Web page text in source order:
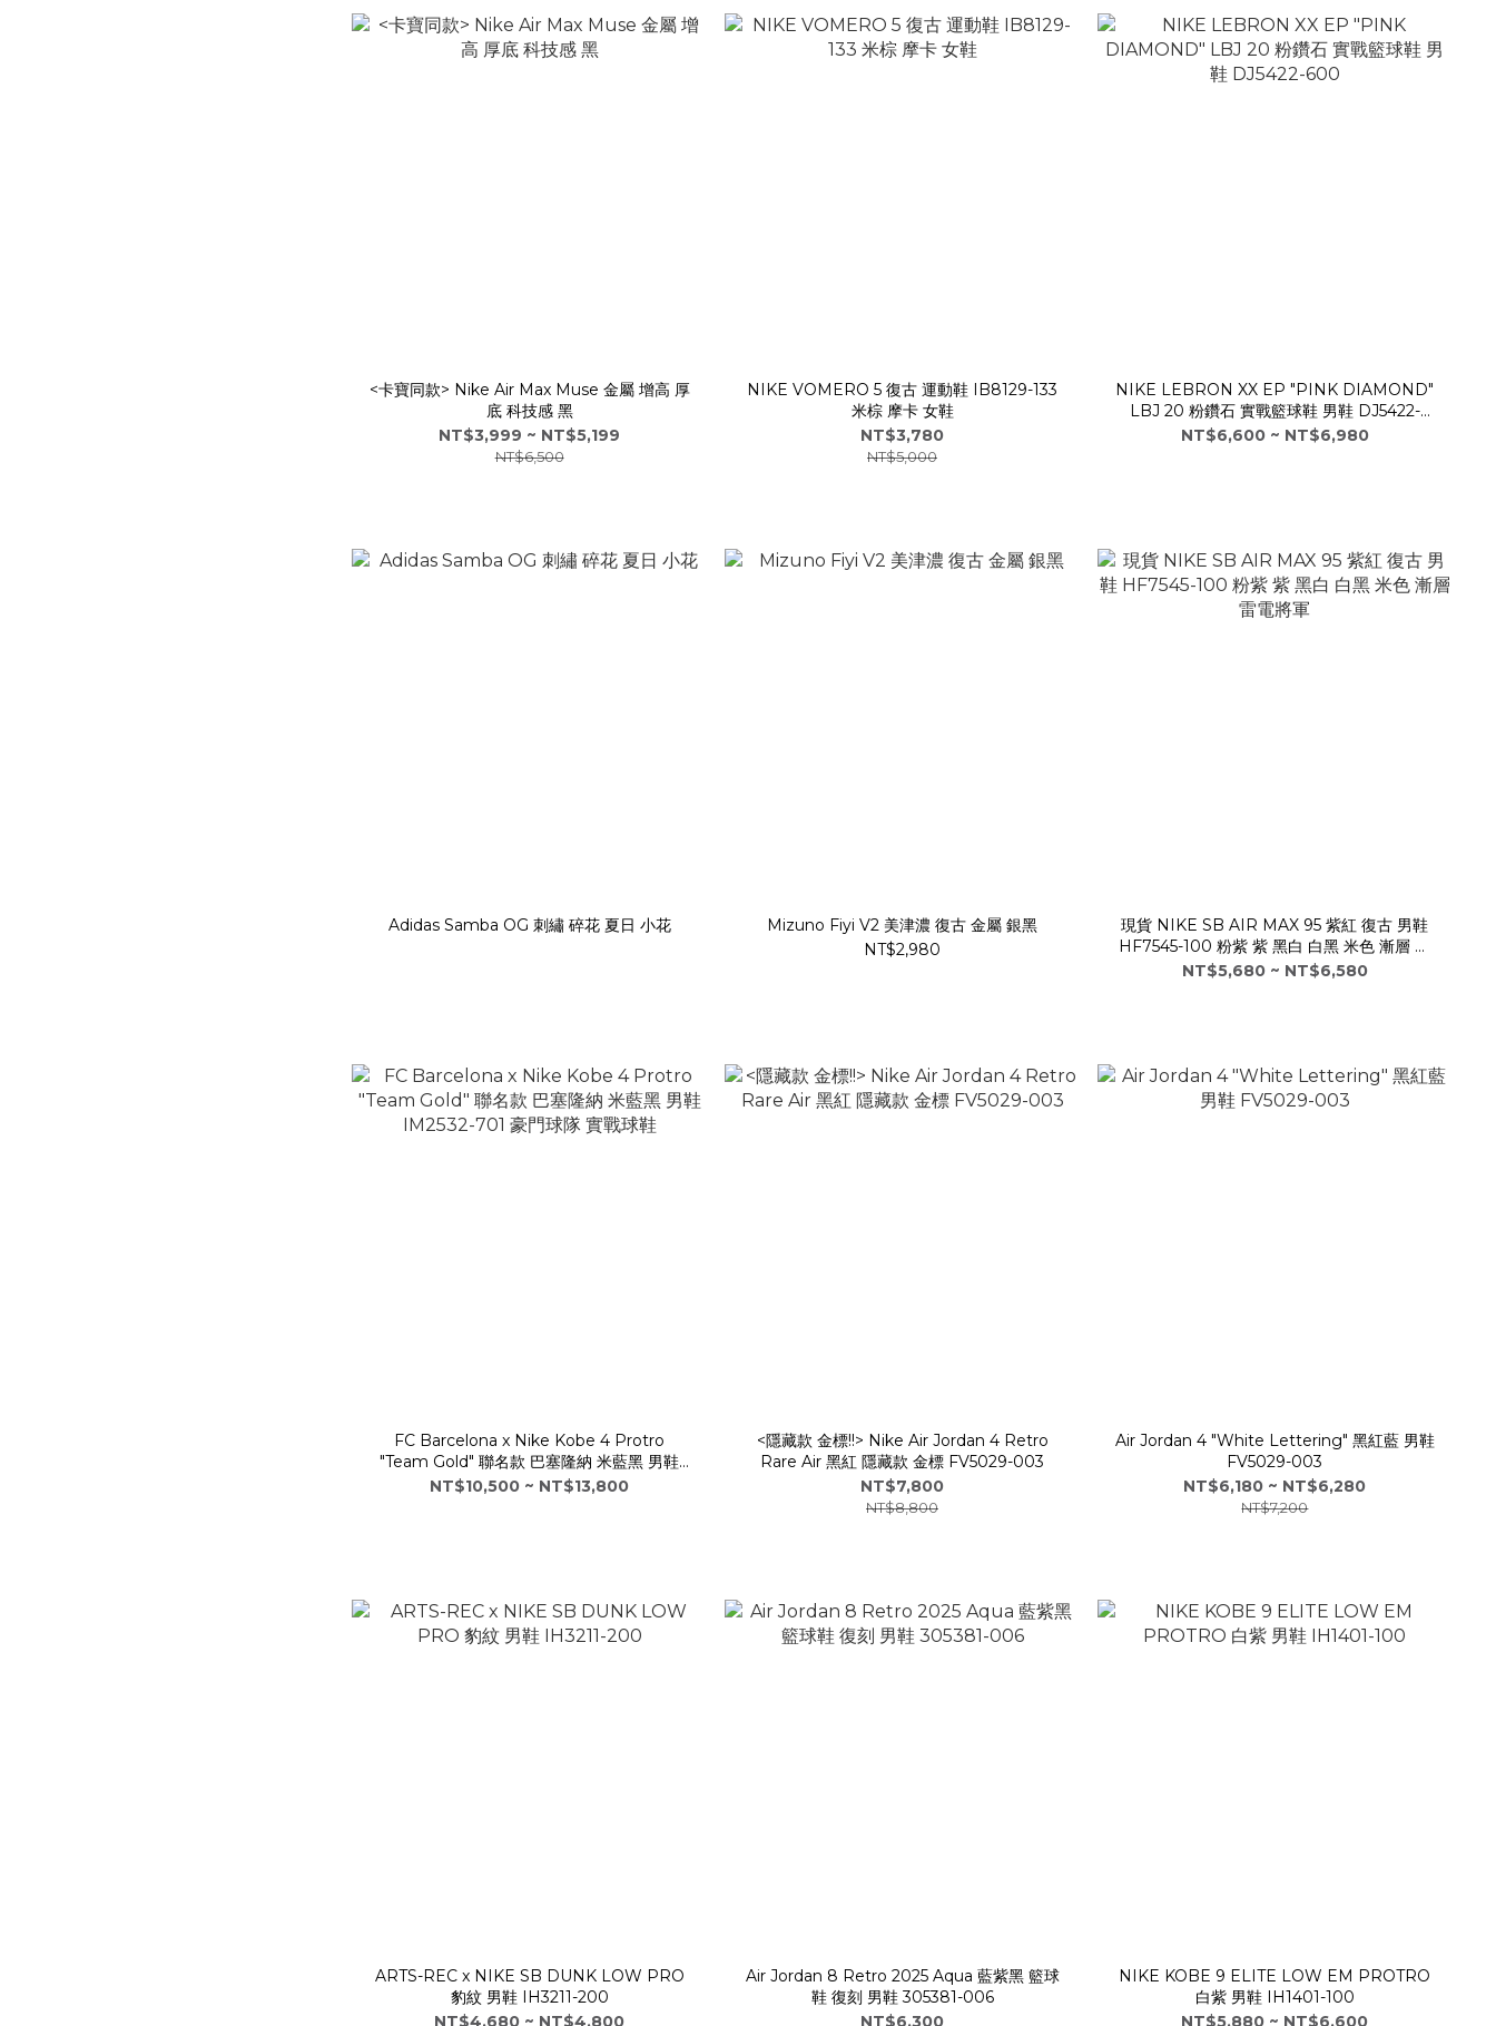
<卡寶同款> Nike Air Max Muse 金屬 增高 厚
底 科技感 黑
NT$3,999 ~ NT$5,199
NT$6,500
NIKE VOMERO 5 復古 運動鞋 IB8129-133
米棕 摩卡 女鞋
NT$3,780
NT$5,000
NIKE LEBRON XX EP "PINK DIAMOND"
LBJ 20 粉鑽石 實戰籃球鞋 男鞋 DJ5422-
600
NT$6,600 ~ NT$6,980
Adidas Samba OG 刺繡 碎花 夏日 小花
Mizuno Fiyi V2 美津濃 復古 金屬 銀黑
NT$2,980
現貨 NIKE SB AIR MAX 95 紫紅 復古 男鞋
HF7545-100 粉紫 紫 黑白 白黑 米色 漸層 雷
電將軍
NT$5,680 ~ NT$6,580
FC Barcelona x Nike Kobe 4 Protro
"Team Gold" 聯名款 巴塞隆納 米藍黑 男鞋
IM2532-701 豪門球隊 實戰球鞋
NT$10,500 ~ NT$13,800
<隱藏款 金標!!> Nike Air Jordan 4 Retro
Rare Air 黑紅 隱藏款 金標 FV5029-003
NT$7,800
NT$8,800
Air Jordan 4 "White Lettering" 黑紅藍 男鞋
FV5029-003
NT$6,180 ~ NT$6,280
NT$7,200
ARTS-REC x NIKE SB DUNK LOW PRO
豹紋 男鞋 IH3211-200
NT$4,680 ~ NT$4,800
Air Jordan 8 Retro 2025 Aqua 藍紫黑 籃球
鞋 復刻 男鞋 305381-006
NT$6,300
NIKE KOBE 9 ELITE LOW EM PROTRO
白紫 男鞋 IH1401-100
NT$5,880 ~ NT$6,600